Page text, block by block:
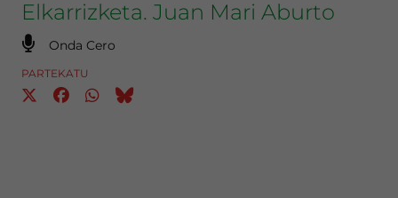
Elkarrizketa. Juan Mari Aburto
Onda Cero
PARTEKATU